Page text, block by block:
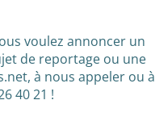
voulez annoncer un
de reportage ou une
à nous appeler ou à
40 21 !